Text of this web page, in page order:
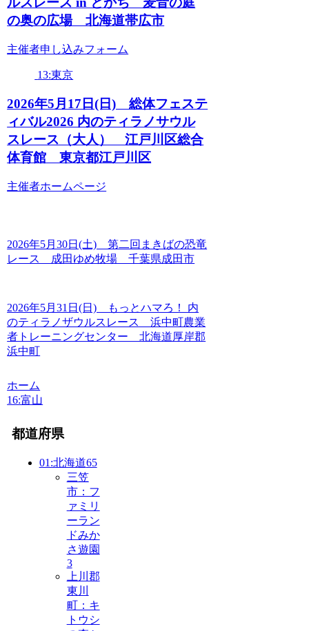
の奥の広場 北海道帯広市
主催者申し込みフォーム
13:東京
2026年5月17日(日) 総体フェステ
ィバル2026 内のティラノサウル
スレース（大人） 江戸川区総合
体育館 東京都江戸川区
主催者ホームページ
2026年5月30日(土) 第二回まきばの恐竜
レース 成田ゆめ牧場 千葉県成田市
2026年5月31日(日) もっとハマろ！ 内
のティラノザウルスレース 浜中町農業
者トレーニングセンター 北海道厚岸郡
浜中町
ホーム
16:富山
都道府県
01:北海道65
三笠
市：フ
ァミリ
ーラン
ドみか
さ遊園
3
上川郡
東川
町：キ
トウシ